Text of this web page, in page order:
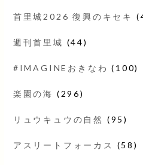
首里城2026 復興のキセキ
週刊首里城 (44)
#IMAGINEおきなわ (100)
楽園の海 (296)
リュウキュウの自然 (95)
アスリートフォーカス (58)